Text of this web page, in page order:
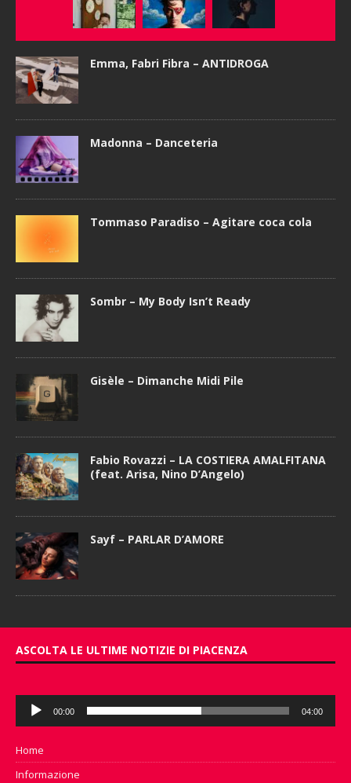
Emma, Fabri Fibra – ANTIDROGA
Madonna – Danceteria
Tommaso Paradiso – Agitare coca cola
Sombr – My Body Isn’t Ready
Gisèle – Dimanche Midi Pile
Fabio Rovazzi – LA COSTIERA AMALFITANA
(feat. Arisa, Nino D’Angelo)
Sayf – PARLAR D’AMORE
ASCOLTA LE ULTIME NOTIZIE DI PIACENZA
Audio
Player
00:00 04:00
Home
Informazione